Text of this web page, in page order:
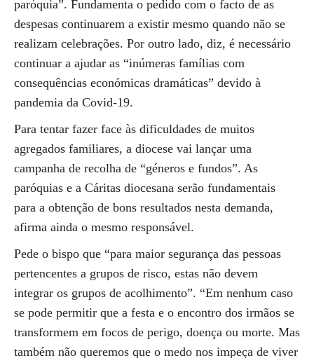
paróquia”. Fundamenta o pedido com o facto de as
despesas continuarem a existir mesmo quando não se
realizam celebrações. Por outro lado, diz, é necessário
continuar a ajudar as “inúmeras famílias com
consequências económicas dramáticas” devido à
pandemia da Covid-19.
Para tentar fazer face às dificuldades de muitos
agregados familiares, a diocese vai lançar uma
campanha de recolha de “géneros e fundos”. As
paróquias e a Cáritas diocesana serão fundamentais
para a obtenção de bons resultados nesta demanda,
afirma ainda o mesmo responsável.
Pede o bispo que “para maior segurança das pessoas
pertencentes a grupos de risco, estas não devem
integrar os grupos de acolhimento”. “Em nenhum caso
se pode permitir que a festa e o encontro dos irmãos se
transformem em focos de perigo, doença ou morte. Mas
também não queremos que o medo nos impeça de viver